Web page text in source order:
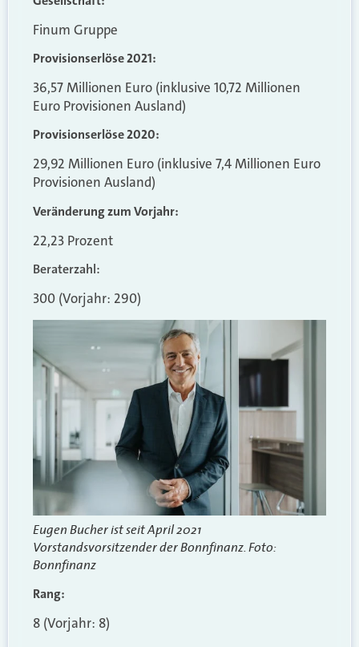
Finum Gruppe
Provisionserlöse 2021:
36,57 Millionen Euro (inklusive 10,72 Millionen
Euro Provisionen Ausland)
Provisionserlöse 2020:
29,92 Millionen Euro (inklusive 7,4 Millionen Euro
Provisionen Ausland)
Veränderung zum Vorjahr:
22,23 Prozent
Beraterzahl:
300 (Vorjahr: 290)
Eugen Bucherist seit April 2021
Vorstandsvorsitzender der Bonnfinanz. Foto:
Bonnfinanz
Rang:
8 (Vorjahr: 8)